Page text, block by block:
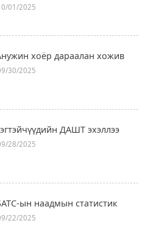
01/2025
хоёр дараалан хожив
30/2025
ДАШТ эхэллээ
28/2025
ын наадмын статистик
22/2025